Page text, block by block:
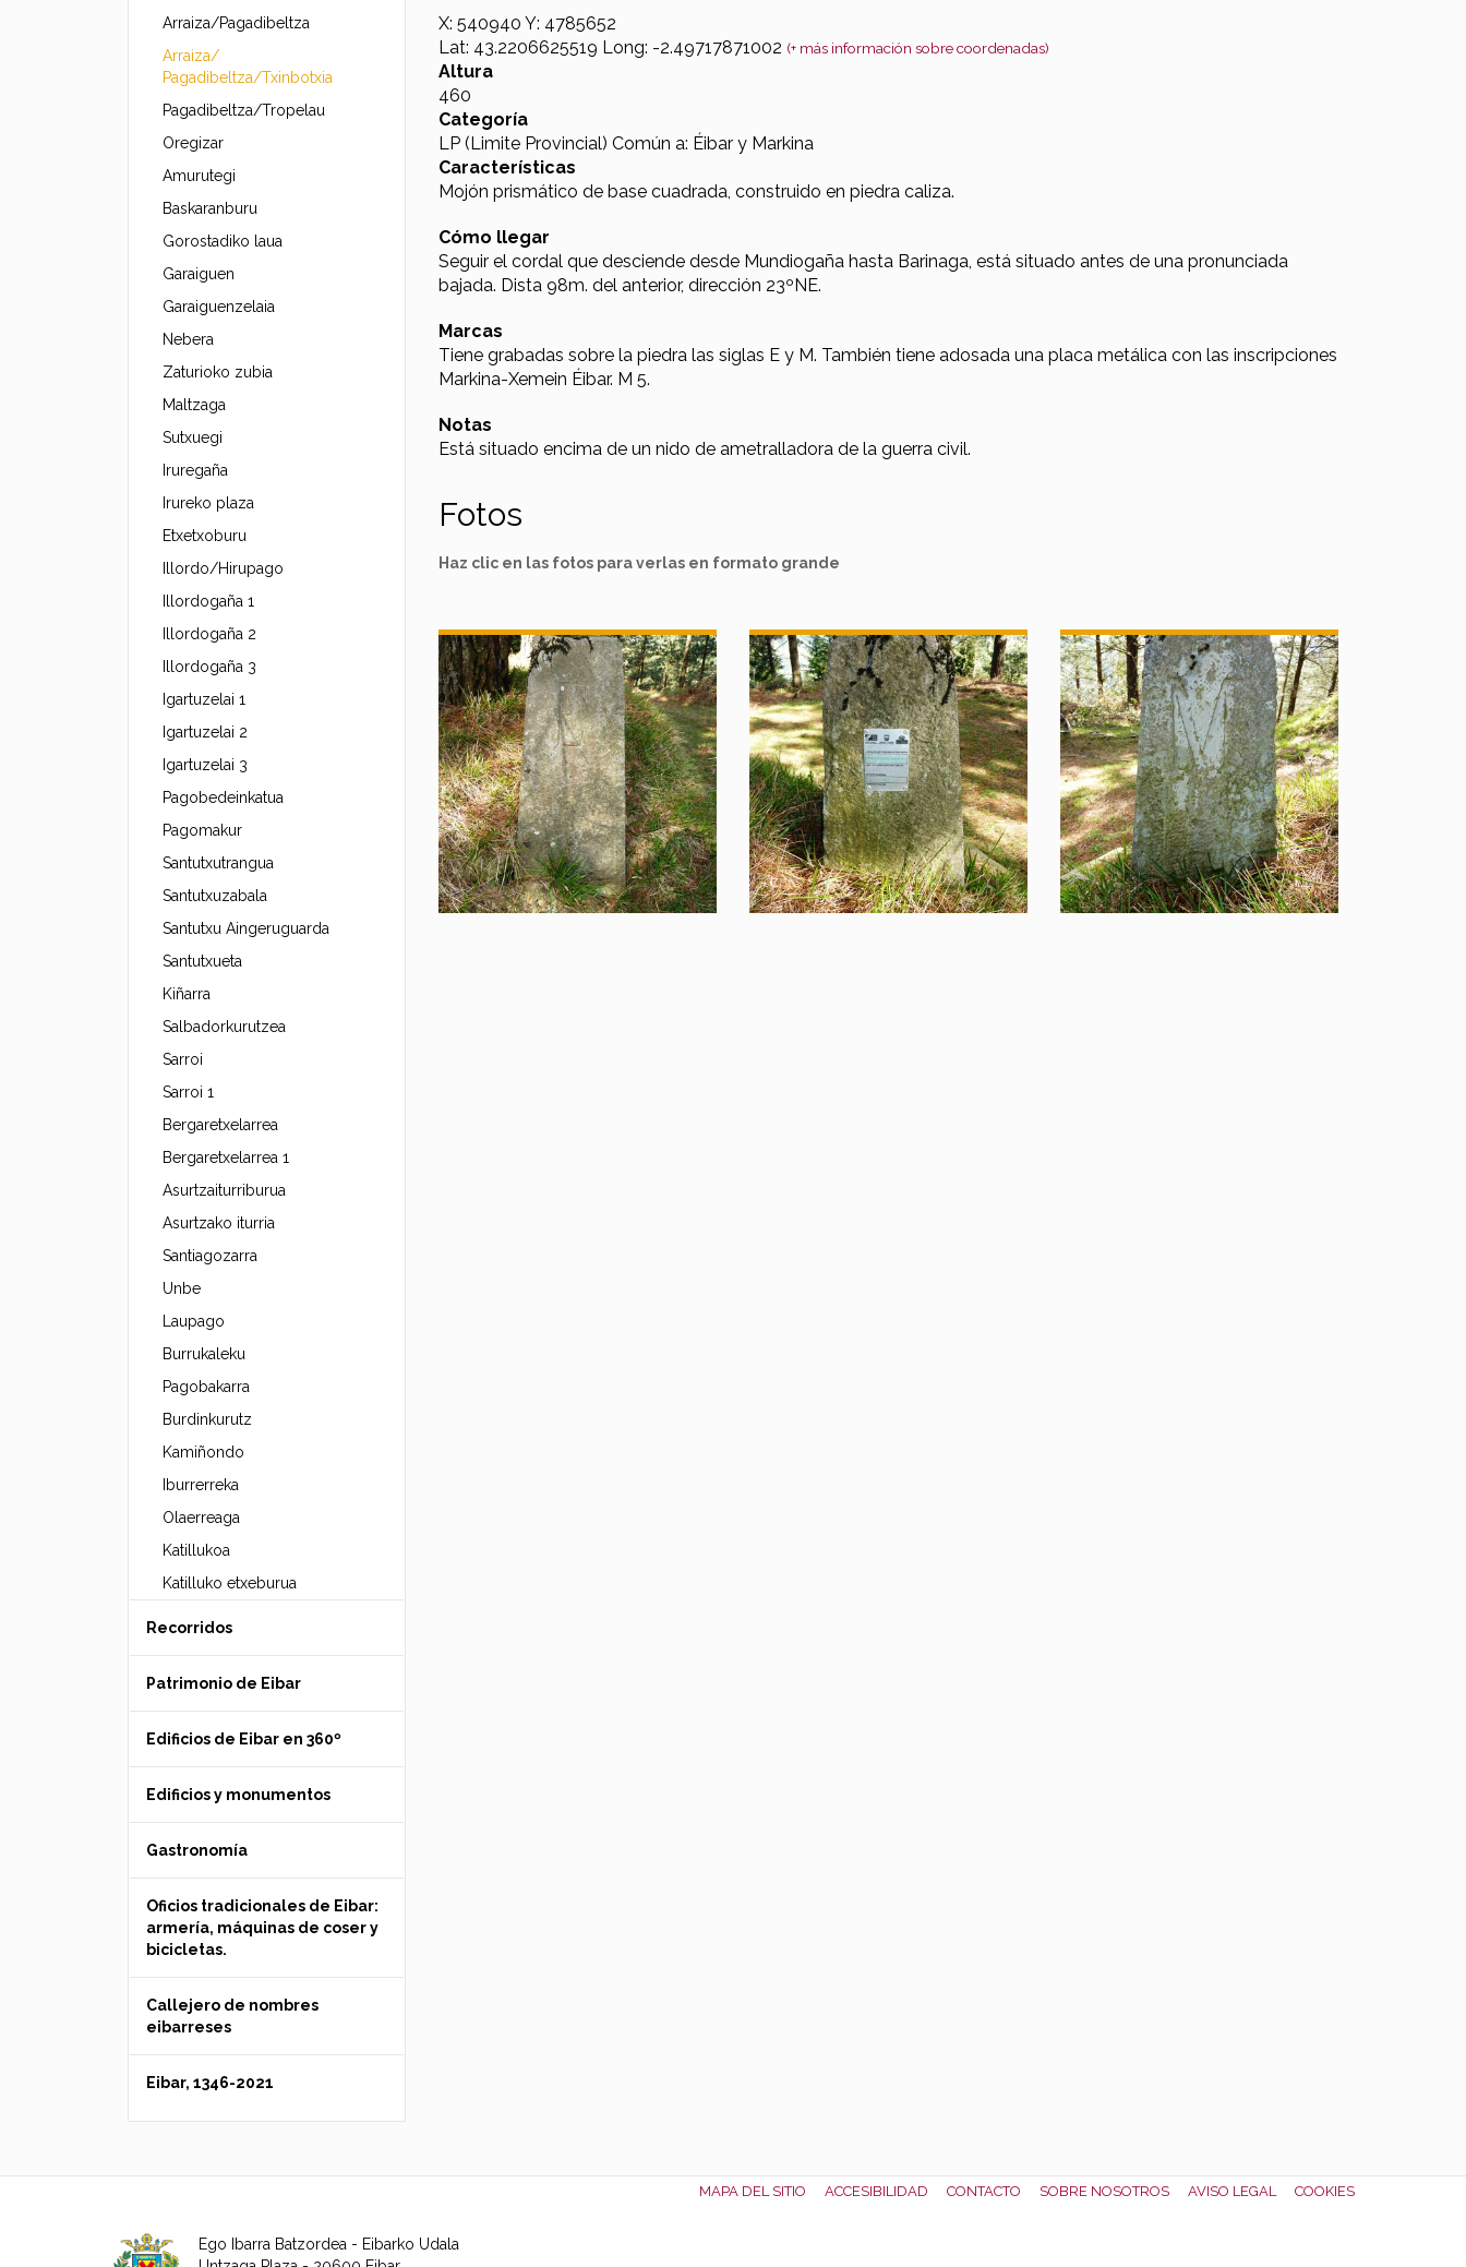
X: 540940 Y: 4785652
Lat: 43.2206625519 Long: -2.49717871002 (+ más información sobre coordenadas)
Altura
460
Categoría
LP (Limite Provincial) Común a: Éibar y Markina
Características
Mojón prismático de base cuadrada, construido en piedra caliza.
Cómo llegar
Seguir el cordal que desciende desde Mundiogaña hasta Barinaga, está situado antes de una pronunciada
bajada. Dista 98m. del anterior, dirección 23ºNE.
Marcas
Tiene grabadas sobre la piedra las siglas E y M. También tiene adosada una placa metálica con las inscripciones
Markina-Xemein Éibar. M 5.
Notas
Está situado encima de un nido de ametralladora de la guerra civil.
Fotos
Haz clic en las fotos para verlas en formato grande
Arraiza/Pagadibeltza
Arraiza/
Pagadibeltza/Txinbotxia
Pagadibeltza/Tropelau
Oregizar
Amurutegi
Baskaranburu
Gorostadiko laua
Garaiguen
Garaiguenzelaia
Nebera
Zaturioko zubia
Maltzaga
Sutxuegi
Iruregaña
Irureko plaza
Etxetxoburu
Illordo/Hirupago
Illordogaña 1
Illordogaña 2
Illordogaña 3
Igartuzelai 1
Igartuzelai 2
Igartuzelai 3
Pagobedeinkatua
Pagomakur
Santutxutrangua
Santutxuzabala
Santutxu Aingeruguarda
Santutxueta
Kiñarra
Salbadorkurutzea
Sarroi
Sarroi 1
Bergaretxelarrea
Bergaretxelarrea 1
Asurtzaiturriburua
Asurtzako iturria
Santiagozarra
Unbe
Laupago
Burrukaleku
Pagobakarra
Burdinkurutz
Kamiñondo
Iburrerreka
Olaerreaga
Katillukoa
Katilluko etxeburua
Recorridos
Patrimonio de Eibar
Edificios de Eibar en 360º
Edificios y monumentos
Gastronomía
Oficios tradicionales de Eibar:
armería, máquinas de coser y
bicicletas.
Callejero de nombres
eibarreses
Eibar, 1346-2021
MAPA DEL SITIO ACCESIBILIDAD CONTACTO SOBRE NOSOTROS AVISO LEGAL COOKIES
Ego Ibarra Batzordea - Eibarko Udala